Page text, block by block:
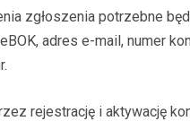
zgłoszenia potrzebne
adres e-mail, numer
rejestrację i aktywację